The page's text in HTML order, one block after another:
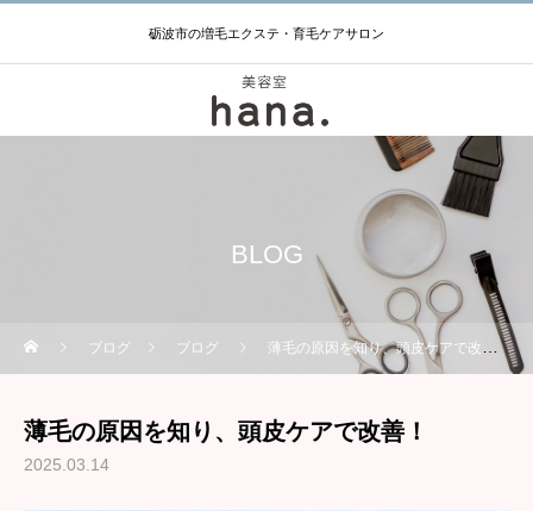
砺波市の増毛エクステ・育毛ケアサロン
BLOG
ブログ ブログ 薄毛の原因を知り、頭皮ケアで改善！
薄毛の原因を知り、頭皮ケアで改善！
2025.03.14